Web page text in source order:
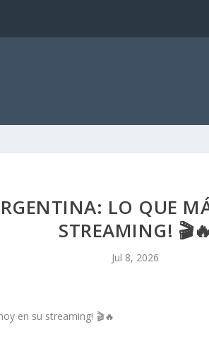
LO QUE
STREAMING! 🎬🔥
Jul 8, 2026